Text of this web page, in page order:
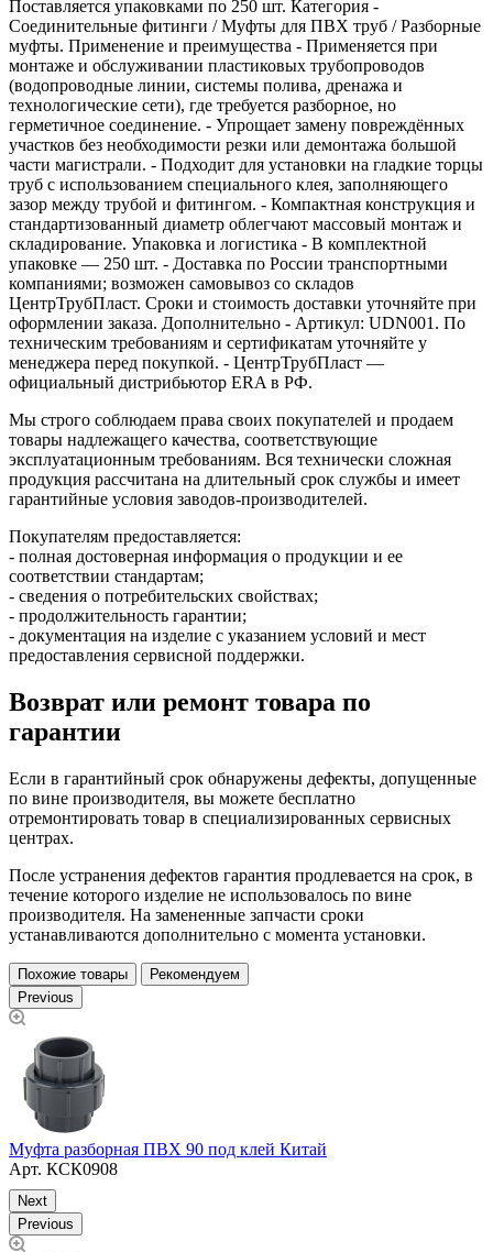
Поставляется упаковками по 250 шт. Категория -
Соединительные фитинги / Муфты для ПВХ труб / Разборные
муфты. Применение и преимущества - Применяется при
монтаже и обслуживании пластиковых трубопроводов
(водопроводные линии, системы полива, дренажа и
технологические сети), где требуется разборное, но
герметичное соединение. - Упрощает замену повреждённых
участков без необходимости резки или демонтажа большой
части магистрали. - Подходит для установки на гладкие торцы
труб с использованием специального клея, заполняющего
зазор между трубой и фитингом. - Компактная конструкция и
стандартизованный диаметр облегчают массовый монтаж и
складирование. Упаковка и логистика - В комплектной
упаковке — 250 шт. - Доставка по России транспортными
компаниями; возможен самовывоз со складов
ЦентрТрубПласт. Сроки и стоимость доставки уточняйте при
оформлении заказа. Дополнительно - Артикул: UDN001. По
техническим требованиям и сертификатам уточняйте у
менеджера перед покупкой. - ЦентрТрубПласт —
официальный дистрибьютор ERA в РФ.
Мы строго соблюдаем права своих покупателей и продаем
товары надлежащего качества, соответствующие
эксплуатационным требованиям. Вся технически сложная
продукция рассчитана на длительный срок службы и имеет
гарантийные условия заводов-производителей.
Покупателям предоставляется:
- полная достоверная информация о продукции и ее
соответствии стандартам;
- сведения о потребительских свойствах;
- продолжительность гарантии;
- документация на изделие с указанием условий и мест
предоставления сервисной поддержки.
Возврат или ремонт товара по
гарантии
Если в гарантийный срок обнаружены дефекты, допущенные
по вине производителя, вы можете бесплатно
отремонтировать товар в специализированных сервисных
центрах.
После устранения дефектов гарантия продлевается на срок, в
течение которого изделие не использовалось по вине
производителя. На замененные запчасти сроки
устанавливаются дополнительно с момента установки.
Похожие товары
Рекомендуем
Previous
Муфта разборная ПВХ 90 под клей Китай
Арт. КСК0908
Next
Previous